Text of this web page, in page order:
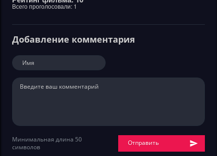
Всего проголосовали: 1
Добавление комментария
Минимальная длина 50
символов
Отправить